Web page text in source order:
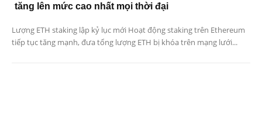
tăng lên mức cao nhất mọi thời đại
Lượng ETH staking lập kỷ lục mới Hoạt động staking trên Ethereum
tiếp tục tăng mạnh, đưa tổng lượng ETH bị khóa trên mạng lưới...